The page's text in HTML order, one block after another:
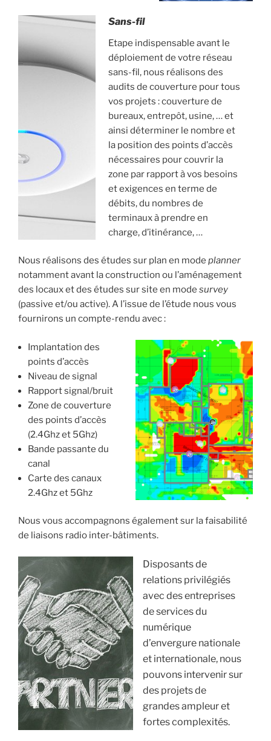
Sans-fil
Etape indispensable avant le
déploiement de votre réseau
sans-fil, nous réalisons des
audits de couverture pour tous
vos projets : couverture de
bureaux, entrepôt, usine, … et
ainsi déterminer le nombre et
la position des points d’accès
nécessaires pour couvrir la
zone par rapport à vos besoins
et exigences en terme de
débits, du nombres de
terminaux à prendre en
charge, d’itinérance, …
Nous réalisons des études sur plan en mode planner
notamment avant la construction ou l’aménagement
des locaux et des études sur site en mode survey
(passive et/ou active). A l’issue de l’étude nous vous
fournirons un compte-rendu avec :
Implantation des
points d’accès
Niveau de signal
Rapport signal/bruit
Zone de couverture
des points d’accès
(2.4Ghz et 5Ghz)
Bande passante du
canal
Carte des canaux
2.4Ghz et 5Ghz
Nous vous accompagnons également sur la faisabilité
de liaisons radio inter-bâtiments.
Disposants de
relations privilégiés
avec des entreprises
de services du
numérique
d’envergure nationale
et internationale, nous
pouvons intervenir sur
des projets de
grandes ampleur et
fortes complexités.